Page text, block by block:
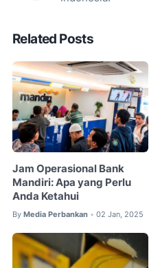
Related Posts
Jam Operasional Bank
Mandiri: Apa yang Perlu
Anda Ketahui
By Media Perbankan • 02 Jan, 2025